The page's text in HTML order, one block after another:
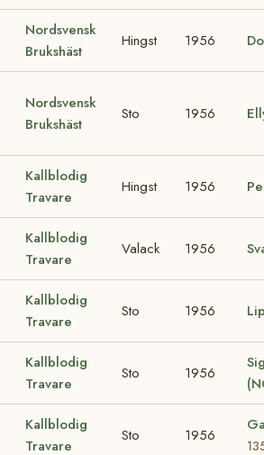
Nordsvensk
Brukshäst
Hingst 1956
Nordsvensk
Brukshäst
Sto 1956
Kallblodig
Travare
Hingst 1956
Kallblodig
Travare
Valack 1956
Kallblodig
Travare
Sto 1956
Kallblodig
Travare
Sto 1956
Kallblodig
Travare
Sto 1956